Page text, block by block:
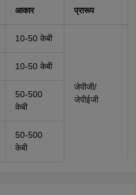
आकार प्रारूप
10-50 केबी
जेपीजी/
जेपीईजी
10-50 केबी
50-500
केबी
50-500
केबी